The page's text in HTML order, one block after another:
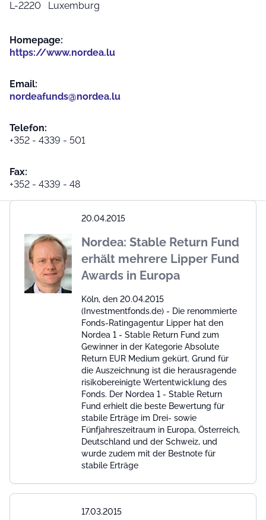
L-2220 Luxemburg
Homepage:
https://www.nordea.lu
Email:
nordeafunds@nordea.lu
Telefon:
+352 - 4339 - 501
Fax:
+352 - 4339 - 48
20.04.2015
Nordea: Stable Return Fund
erhält mehrere Lipper Fund
Awards in Europa
Köln, den 20.04.2015
(Investmentfonds.de) - Die renommierte
Fonds-Ratingagentur Lipper hat den
Nordea 1 - Stable Return Fund zum
Gewinner in der Kategorie Absolute
Return EUR Medium gekürt. Grund für
die Auszeichnung ist die herausragende
risikobereinigte Wertentwicklung des
Fonds. Der Nordea 1 - Stable Return
Fund erhielt die beste Bewertung für
stabile Erträge im Drei- sowie
Fünfjahreszeitraum in Europa, Österreich,
Deutschland und der Schweiz, und
wurde zudem mit der Bestnote für
stabile Erträge
17.03.2015